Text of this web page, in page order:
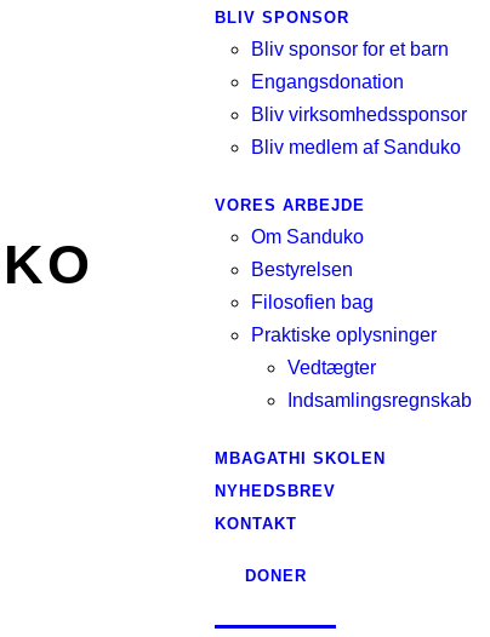
BLIV SPONSOR
Bliv sponsor for et barn
Engangsdonation
Bliv virksomhedssponsor
Bliv medlem af Sanduko
VORES ARBEJDE
Om Sanduko
Bestyrelsen
Filosofien bag
Praktiske oplysninger
Vedtægter
Indsamlingsregnskab
MBAGATHI SKOLEN
NYHEDSBREV
KONTAKT
DONER